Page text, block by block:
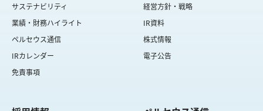
サステナビリティ
経営方針・戦略
業績・財務ハイライト
IR資料
ペルセウス通信
株式情報
IRカレンダー
電子公告
免責事項